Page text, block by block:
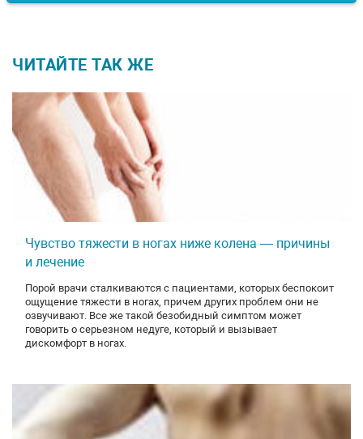
ЧИТАЙТЕ ТАК ЖЕ
Чувство тяжести в ногах ниже колена — причины
и лечение
Порой врачи сталкиваются с пациентами, которых беспокоит
ощущение тяжести в ногах, причем других проблем они не
озвучивают. Все же такой безобидный симптом может
говорить о серьезном недуге, который и вызывает
дискомфорт в ногах.